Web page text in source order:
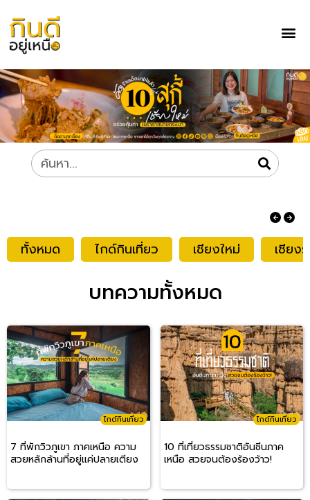
ทั้งหมด ไกด์กินเที่ยว เชียงใหม่ เชียง
บทความทั้งหมด
ไกด์กินเที่ยว
7 ที่พักวิวภูเขา ภาคเหนือ ความ
สวยหลักล้านที่อยู่แค่ปลายเตียง
ไกด์กินเที่ยว
10 ที่เที่ยวธรรมชาติอันซีนภาค
เหนือ สวยจนต้องร้องว้าว!